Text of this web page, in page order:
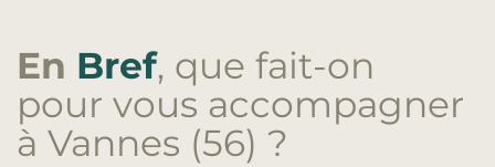
En Bref, que fait-on
pour vous accompagner
à Vannes (56) ?